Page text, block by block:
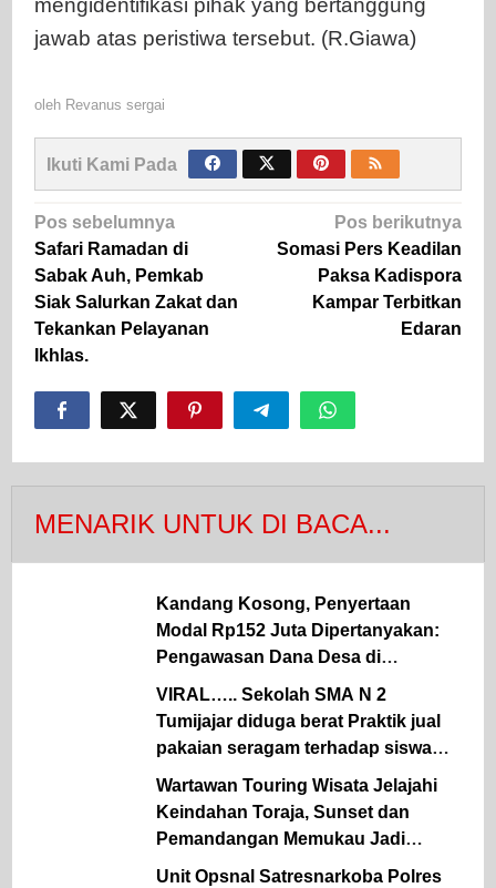
mengidentifikasi pihak yang bertanggung
jawab atas peristiwa tersebut. (R.Giawa)
oleh Revanus sergai
Ikuti Kami Pada
Navigasi
pos
Pos sebelumnya
Safari Ramadan di
Sabak Auh, Pemkab
Siak Salurkan Zakat dan
Tekankan Pelayanan
Ikhlas.
Pos berikutnya
Somasi Pers Keadilan
Paksa Kadispora
Kampar Terbitkan
Edaran
MENARIK UNTUK DI BACA...
Kandang Kosong, Penyertaan
Modal Rp152 Juta Dipertanyakan:
Pengawasan Dana Desa di
Simalungun Kembali Jadi Sorotan.
VIRAL….. Sekolah SMA N 2
Tumijajar diduga berat Praktik jual
pakaian seragam terhadap siswa
sekolah Oknum KS terancam
diLaporkan.
Wartawan Touring Wisata Jelajahi
Keindahan Toraja, Sunset dan
Pemandangan Memukau Jadi
Kesan Tak Terlupakan
Unit Opsnal Satresnarkoba Polres